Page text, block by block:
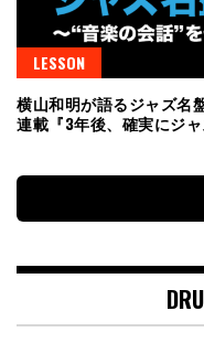
LESSON
横山和明が語るジャズ名
連載『3年後、確実にジ